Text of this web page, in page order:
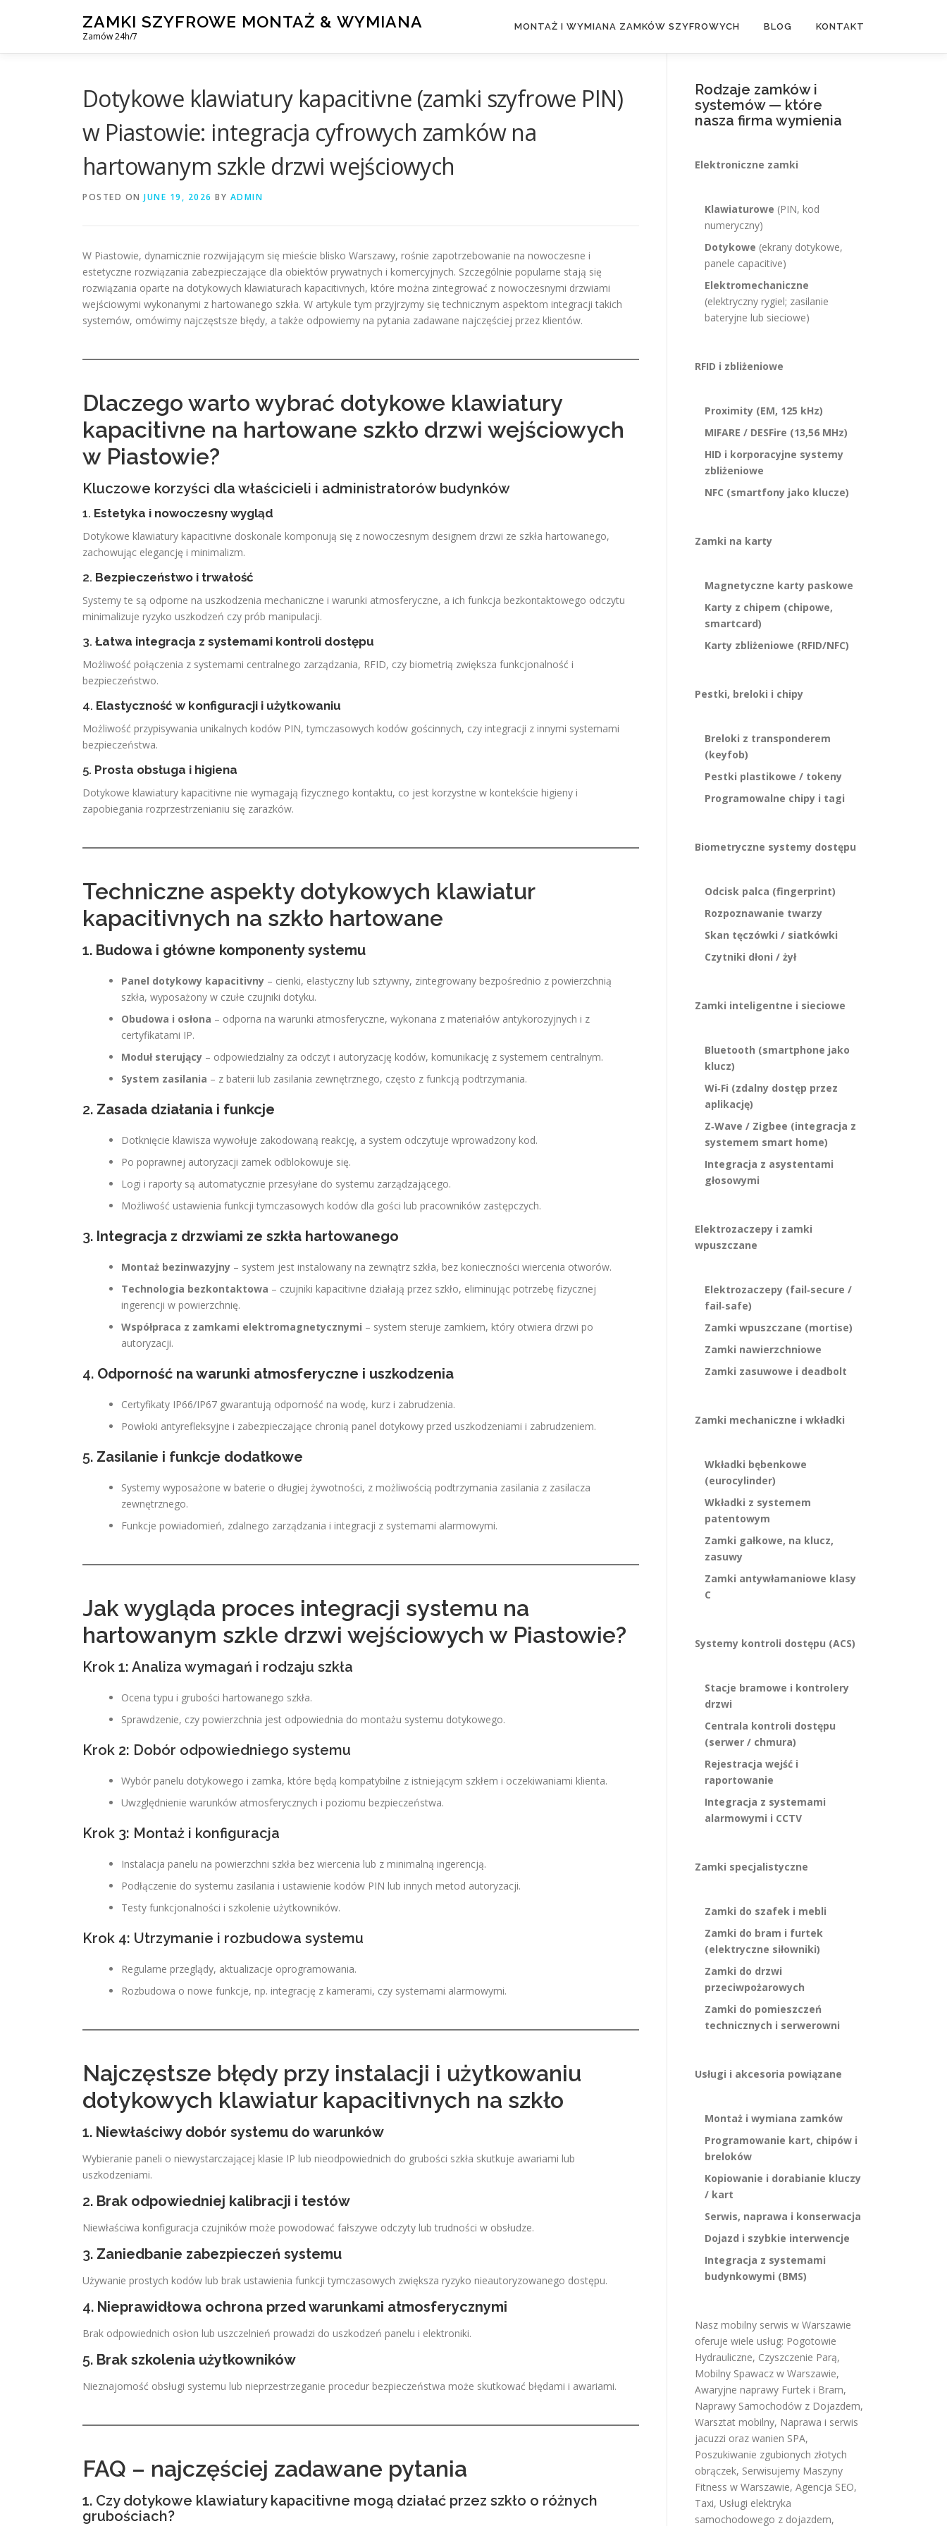
ZAMKI SZYFROWE MONTAŻ & WYMIANA
Zamów 24h/7
MONTAŻ I WYMIANA ZAMKÓW SZYFROWYCH BLOG KONTAKT
Dotykowe klawiatury kapacitivne (zamki szyfrowe PIN)
w Piastowie: integracja cyfrowych zamków na
hartowanym szkle drzwi wejściowych
POSTED ON JUNE 19, 2026 BY ADMIN
W Piastowie, dynamicznie rozwijającym się mieście blisko Warszawy, rośnie zapotrzebowanie na nowoczesne i
estetyczne rozwiązania zabezpieczające dla obiektów prywatnych i komercyjnych. Szczególnie popularne stają się
rozwiązania oparte na dotykowych klawiaturach kapacitivnych, które można zintegrować z nowoczesnymi drzwiami
wejściowymi wykonanymi z hartowanego szkła. W artykule tym przyjrzymy się technicznym aspektom integracji takich
systemów, omówimy najczęstsze błędy, a także odpowiemy na pytania zadawane najczęściej przez klientów.
Dlaczego warto wybrać dotykowe klawiatury
kapacitivne na hartowane szkło drzwi wejściowych
w Piastowie?
Kluczowe korzyści dla właścicieli i administratorów budynków
1. Estetyka i nowoczesny wygląd
Dotykowe klawiatury kapacitivne doskonale komponują się z nowoczesnym designem drzwi ze szkła hartowanego,
zachowując elegancję i minimalizm.
2. Bezpieczeństwo i trwałość
Systemy te są odporne na uszkodzenia mechaniczne i warunki atmosferyczne, a ich funkcja bezkontaktowego odczytu
minimalizuje ryzyko uszkodzeń czy prób manipulacji.
3. Łatwa integracja z systemami kontroli dostępu
Możliwość połączenia z systemami centralnego zarządzania, RFID, czy biometrią zwiększa funkcjonalność i
bezpieczeństwo.
4. Elastyczność w konfiguracji i użytkowaniu
Możliwość przypisywania unikalnych kodów PIN, tymczasowych kodów gościnnych, czy integracji z innymi systemami
bezpieczeństwa.
5. Prosta obsługa i higiena
Dotykowe klawiatury kapacitivne nie wymagają fizycznego kontaktu, co jest korzystne w kontekście higieny i
zapobiegania rozprzestrzenianiu się zarazków.
Techniczne aspekty dotykowych klawiatur
kapacitivnych na szkło hartowane
1. Budowa i główne komponenty systemu
Panel dotykowy kapacitivny – cienki, elastyczny lub sztywny, zintegrowany bezpośrednio z powierzchnią
szkła, wyposażony w czułe czujniki dotyku.
Obudowa i osłona – odporna na warunki atmosferyczne, wykonana z materiałów antykorozyjnych i z
certyfikatami IP.
Moduł sterujący – odpowiedzialny za odczyt i autoryzację kodów, komunikację z systemem centralnym.
System zasilania – z baterii lub zasilania zewnętrznego, często z funkcją podtrzymania.
2. Zasada działania i funkcje
Dotknięcie klawisza wywołuje zakodowaną reakcję, a system odczytuje wprowadzony kod.
Po poprawnej autoryzacji zamek odblokowuje się.
Logi i raporty są automatycznie przesyłane do systemu zarządzającego.
Możliwość ustawienia funkcji tymczasowych kodów dla gości lub pracowników zastępczych.
3. Integracja z drzwiami ze szkła hartowanego
Montaż bezinwazyjny – system jest instalowany na zewnątrz szkła, bez konieczności wiercenia otworów.
Technologia bezkontaktowa – czujniki kapacitivne działają przez szkło, eliminując potrzebę fizycznej
ingerencji w powierzchnię.
Współpraca z zamkami elektromagnetycznymi – system steruje zamkiem, który otwiera drzwi po
autoryzacji.
4. Odporność na warunki atmosferyczne i uszkodzenia
Certyfikaty IP66/IP67 gwarantują odporność na wodę, kurz i zabrudzenia.
Powłoki antyrefleksyjne i zabezpieczające chronią panel dotykowy przed uszkodzeniami i zabrudzeniem.
5. Zasilanie i funkcje dodatkowe
Systemy wyposażone w baterie o długiej żywotności, z możliwością podtrzymania zasilania z zasilacza
zewnętrznego.
Funkcje powiadomień, zdalnego zarządzania i integracji z systemami alarmowymi.
Jak wygląda proces integracji systemu na
hartowanym szkle drzwi wejściowych w Piastowie?
Krok 1: Analiza wymagań i rodzaju szkła
Ocena typu i grubości hartowanego szkła.
Sprawdzenie, czy powierzchnia jest odpowiednia do montażu systemu dotykowego.
Krok 2: Dobór odpowiedniego systemu
Wybór panelu dotykowego i zamka, które będą kompatybilne z istniejącym szkłem i oczekiwaniami klienta.
Uwzględnienie warunków atmosferycznych i poziomu bezpieczeństwa.
Krok 3: Montaż i konfiguracja
Instalacja panelu na powierzchni szkła bez wiercenia lub z minimalną ingerencją.
Podłączenie do systemu zasilania i ustawienie kodów PIN lub innych metod autoryzacji.
Testy funkcjonalności i szkolenie użytkowników.
Krok 4: Utrzymanie i rozbudowa systemu
Regularne przeglądy, aktualizacje oprogramowania.
Rozbudowa o nowe funkcje, np. integrację z kamerami, czy systemami alarmowymi.
Najczęstsze błędy przy instalacji i użytkowaniu
dotykowych klawiatur kapacitivnych na szkło
1. Niewłaściwy dobór systemu do warunków
Wybieranie paneli o niewystarczającej klasie IP lub nieodpowiednich do grubości szkła skutkuje awariami lub
uszkodzeniami.
2. Brak odpowiedniej kalibracji i testów
Niewłaściwa konfiguracja czujników może powodować fałszywe odczyty lub trudności w obsłudze.
3. Zaniedbanie zabezpieczeń systemu
Używanie prostych kodów lub brak ustawienia funkcji tymczasowych zwiększa ryzyko nieautoryzowanego dostępu.
4. Nieprawidłowa ochrona przed warunkami atmosferycznymi
Brak odpowiednich osłon lub uszczelnień prowadzi do uszkodzeń panelu i elektroniki.
5. Brak szkolenia użytkowników
Nieznajomość obsługi systemu lub nieprzestrzeganie procedur bezpieczeństwa może skutkować błędami i awariami.
FAQ – najczęściej zadawane pytania
1. Czy dotykowe klawiatury kapacitivne mogą działać przez szkło o różnych
grubościach?
Rodzaje zamków i
systemów — które
nasza firma wymienia
Elektroniczne zamki
Klawiaturowe (PIN, kod
numeryczny)
Dotykowe (ekrany dotykowe,
panele capacitive)
Elektromechaniczne
(elektryczny rygiel; zasilanie
bateryjne lub sieciowe)
RFID i zbliżeniowe
Proximity (EM, 125 kHz)
MIFARE / DESFire (13,56 MHz)
HID i korporacyjne systemy
zbliżeniowe
NFC (smartfony jako klucze)
Zamki na karty
Magnetyczne karty paskowe
Karty z chipem (chipowe,
smartcard)
Karty zbliżeniowe (RFID/NFC)
Pestki, breloki i chipy
Breloki z transponderem
(keyfob)
Pestki plastikowe / tokeny
Programowalne chipy i tagi
Biometryczne systemy dostępu
Odcisk palca (fingerprint)
Rozpoznawanie twarzy
Skan tęczówki / siatkówki
Czytniki dłoni / żył
Zamki inteligentne i sieciowe
Bluetooth (smartphone jako
klucz)
Wi‑Fi (zdalny dostęp przez
aplikację)
Z‑Wave / Zigbee (integracja z
systemem smart home)
Integracja z asystentami
głosowymi
Elektrozaczepy i zamki
wpuszczane
Elektrozaczepy (fail‑secure /
fail‑safe)
Zamki wpuszczane (mortise)
Zamki nawierzchniowe
Zamki zasuwowe i deadbolt
Zamki mechaniczne i wkładki
Wkładki bębenkowe
(eurocylinder)
Wkładki z systemem
patentowym
Zamki gałkowe, na klucz,
zasuwy
Zamki antywłamaniowe klasy
C
Systemy kontroli dostępu (ACS)
Stacje bramowe i kontrolery
drzwi
Centrala kontroli dostępu
(serwer / chmura)
Rejestracja wejść i
raportowanie
Integracja z systemami
alarmowymi i CCTV
Zamki specjalistyczne
Zamki do szafek i mebli
Zamki do bram i furtek
(elektryczne siłowniki)
Zamki do drzwi
przeciwpożarowych
Zamki do pomieszczeń
technicznych i serwerowni
Usługi i akcesoria powiązane
Montaż i wymiana zamków
Programowanie kart, chipów i
breloków
Kopiowanie i dorabianie kluczy
/ kart
Serwis, naprawa i konserwacja
Dojazd i szybkie interwencje
Integracja z systemami
budynkowymi (BMS)
Nasz mobilny serwis w Warszawie
oferuje wiele usług: Pogotowie
Hydrauliczne, Czyszczenie Parą,
Mobilny Spawacz w Warszawie,
Awaryjne naprawy Furtek i Bram,
Naprawy Samochodów z Dojazdem,
Warsztat mobilny, Naprawa i serwis
jacuzzi oraz wanien SPA,
Poszukiwanie zgubionych złotych
obrączek, Serwisujemy Maszyny
Fitness w Warszawie, Agencja SEO,
Taxi, Usługi elektryka
samochodowego z dojazdem,